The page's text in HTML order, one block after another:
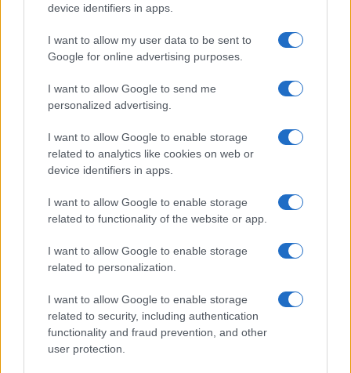
device identifiers in apps.
I want to allow my user data to be sent to
Google for online advertising purposes.
I want to allow Google to send me
personalized advertising.
I want to allow Google to enable storage
related to analytics like cookies on web or
device identifiers in apps.
I want to allow Google to enable storage
related to functionality of the website or app.
I want to allow Google to enable storage
related to personalization.
I want to allow Google to enable storage
related to security, including authentication
functionality and fraud prevention, and other
user protection.
Da non sottovalutare il summit dei BRICS, in
programma per due giorni a Kazan. In un contesto
occidente, non sorprende che, nonostante
l’aumento della propensione al rischio e i nuovi
massimi dei mercati azionari, l’oro continui a
crescere. Il metallo prezioso ha superato la soglia
dei 2.700 USD/oz, sostenuto dall’incertezza
globale, dalle imminenti elezioni statunitensi e
dalle aspettative di politiche monetarie più
accomodanti, nonostante la forza del dollaro.
azionario, con nomi comeTesla, Coca-Cola,
Boeing e IBMin primo piano. Questa settimana,
109 titoli dell’S&P 500 sveleranno i propri conti